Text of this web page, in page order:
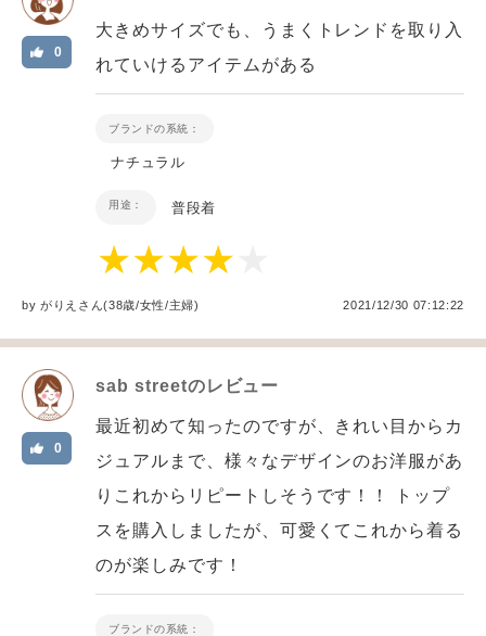
0
大きめサイズでも、うまくトレンドを取り入
れていけるアイテムがある
ブランドの系統：
ナチュラル
用途： 普段着
byがりえ さん(38歳/女性/主婦) 2021/12/30 07:12:22
sab streetのレビュー
0
最近初めて知ったのですが、きれい目からカ
ジュアルまで、様々なデザインのお洋服があ
りこれからリピートしそうです！！ トップ
スを購入しましたが、可愛くてこれから着る
のが楽しみです！
ブランドの系統：